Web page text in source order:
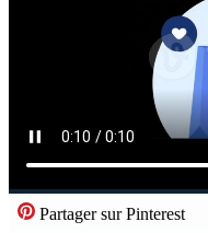
Partager sur Pinterest